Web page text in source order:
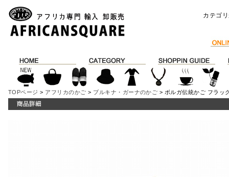
カテゴ
TOPページ > アフリカのかご > ブルキナ・ガーナのかご > ボルガ伝統かご フラッ